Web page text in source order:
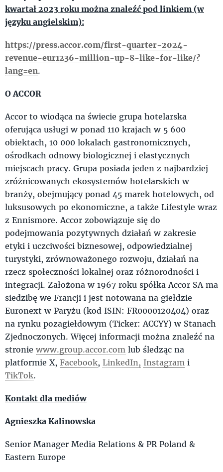
kwartał 2023 roku można znaleźć pod linkiem (w
języku angielskim):
https://press.accor.com/first-quarter-2024-
revenue-eur1236-million-up-8-like-for-like/?
lang=en.
O ACCOR
Accor to wiodąca na świecie grupa hotelarska
oferująca usługi w ponad 110 krajach w 5 600
obiektach, 10 000 lokalach gastronomicznych,
ośrodkach odnowy biologicznej i elastycznych
miejscach pracy. Grupa posiada jeden z najbardziej
zróżnicowanych ekosystemów hotelarskich w
branży, obejmujący ponad 45 marek hotelowych, od
luksusowych po ekonomiczne, a także Lifestyle wraz
z Ennismore. Accor zobowiązuje się do
podejmowania pozytywnych działań w zakresie
etyki i uczciwości biznesowej, odpowiedzialnej
turystyki, zrównoważonego rozwoju, działań na
rzecz społeczności lokalnej oraz różnorodności i
integracji. Założona w 1967 roku spółka Accor SA ma
siedzibę we Francji i jest notowana na giełdzie
Euronext w Paryżu (kod ISIN: FR0000120404) oraz
na rynku pozagiełdowym (Ticker: ACCYY) w Stanach
Zjednoczonych. Więcej informacji można znaleźć na
stronie www.group.accor.com lub śledząc na
platformie X, Facebook, LinkedIn, Instagram i
TikTok.
Kontakt dla mediów
Agnieszka Kalinowska
Senior Manager Media Relations & PR Poland &
Eastern Europe